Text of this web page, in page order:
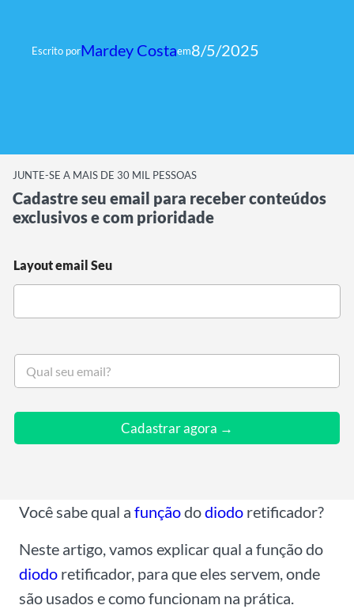
Escrito porMardey Costaem8/5/2025
JUNTE-SE A MAIS DE 30 MIL PESSOAS
Cadastre seu email para receber conteúdos
exclusivos e com prioridade
Layout email Seu
S
u
Cadastrar agora →
Você sabe qual a funçãododiodo retificador?
Neste artigo, vamos explicar qual a função do
diodo retificador, para que eles servem, onde
são usados e como funcionam na prática.